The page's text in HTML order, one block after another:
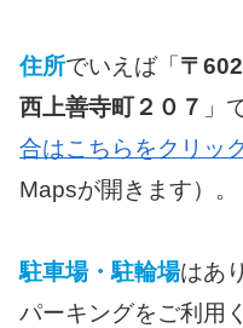
住所でいえば「 〒
西上善寺町２０７ 」
合はこちらをクリッ
Mapsが開きます）。
駐車場・駐輪場はあ
パーキングをご利用